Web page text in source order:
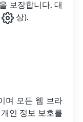
보장합니다. 대
상).
며 모든 웹 브라
인 정보 보호를